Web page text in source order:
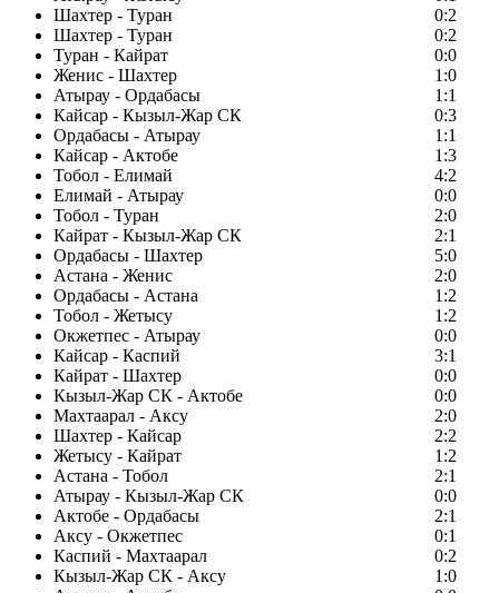
Шахтер - Туран
0:2
Шахтер - Туран
0:2
Туран - Кайрат
0:0
Женис - Шахтер
1:0
Атырау - Ордабасы
1:1
Кайсар - Кызыл-Жар СК
0:3
Ордабасы - Атырау
1:1
Кайсар - Актобе
1:3
Тобол - Елимай
4:2
Елимай - Атырау
0:0
Тобол - Туран
2:0
Кайрат - Кызыл-Жар СК
2:1
Ордабасы - Шахтер
5:0
Астана - Женис
2:0
Ордабасы - Астана
1:2
Тобол - Жетысу
1:2
Окжетпес - Атырау
0:0
Кайсар - Каспий
3:1
Кайрат - Шахтер
0:0
Кызыл-Жар СК - Актобе
0:0
Махтаарал - Аксу
2:0
Шахтер - Кайсар
2:2
Жетысу - Кайрат
1:2
Астана - Тобол
2:1
Атырау - Кызыл-Жар СК
0:0
Актобе - Ордабасы
2:1
Аксу - Окжетпес
0:1
Каспий - Махтаарал
0:2
Кызыл-Жар СК - Аксу
1:0